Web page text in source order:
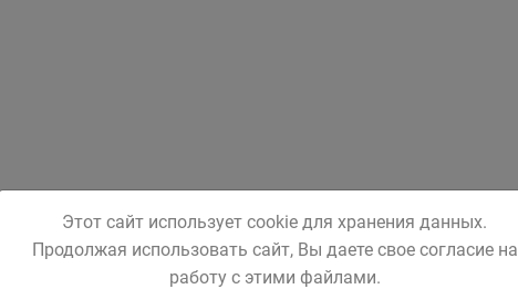
Этот сайт использует cookie для хранения данных.
Продолжая использовать сайт, Вы даете свое согласие на
работу с этими файлами.